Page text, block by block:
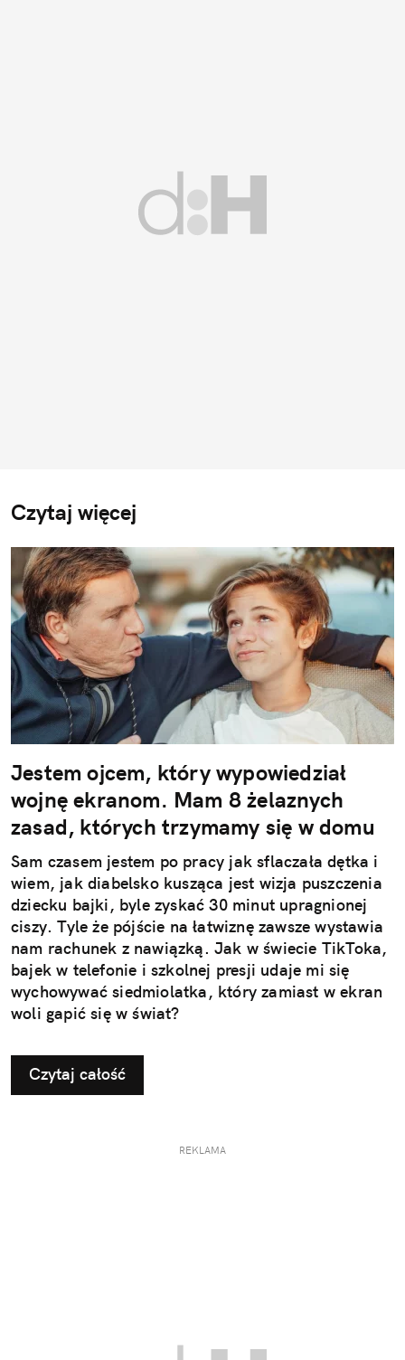
Czytaj więcej
Jestem ojcem, który wypowiedział
wojnę ekranom. Mam 8 żelaznych
zasad, których trzymamy się w domu
Sam czasem jestem po pracy jak sflaczała dętka i
wiem, jak diabelsko kusząca jest wizja puszczenia
dziecku bajki, byle zyskać 30 minut upragnionej
ciszy. Tyle że pójście na łatwiznę zawsze wystawia
nam rachunek z nawiązką. Jak w świecie TikToka,
bajek w telefonie i szkolnej presji udaje mi się
wychowywać siedmiolatka, który zamiast w ekran
woli gapić się w świat?
Czytaj całość
REKLAMA